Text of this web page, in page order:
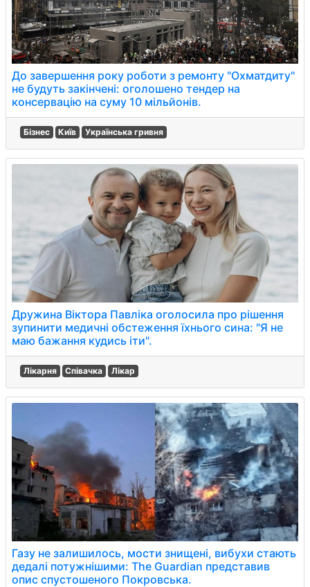
До завершення року роботи з ремонту "Охматдиту"
не будуть закінчені: оголошено тендер на
консервацію на суму 10 мільйонів.
Бізнес Київ Українська гривня
Дружина Віктора Павліка оголосила про рішення
зупинити медичні обстеження їхнього сина: "Я не
маю бажання кудись іти".
Лікарня Співачка Лікар
Газу не залишилось, мости знищені, вибухи стають
дедалі потужнішими: The Guardian представив
опис спустошеного Покровська.